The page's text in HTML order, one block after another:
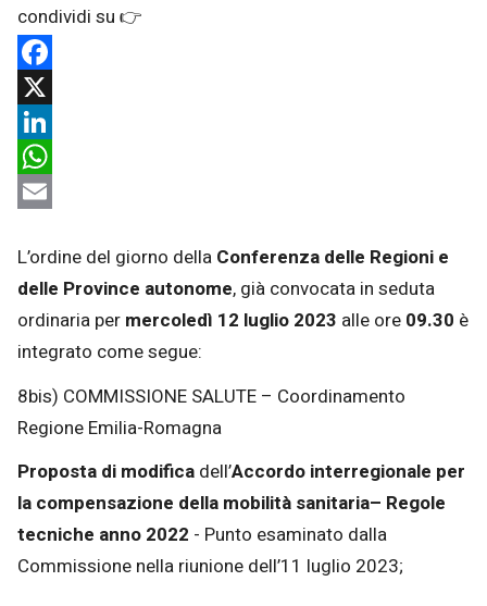
Facebook
X
LinkedIn
WhatsApp
L’ordine del giorno della Conferenza delle Regioni e
delle Province autonome, già convocata in seduta
ordinaria per mercoledì 12 luglio 2023 alle ore 09.30 è
integrato come segue:
8bis) COMMISSIONE SALUTE – Coordinamento
Regione Emilia-Romagna
Proposta di modifica dell’Accordo interregionale per
la compensazione della mobilità sanitaria– Regole
tecniche anno 2022 - Punto esaminato dalla
Commissione nella riunione dell’11 luglio 2023;